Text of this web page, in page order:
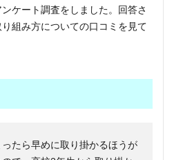
ケート調査をしました。回答さ
組み方についての口コミを見て
たら早めに取り掛かるほうが